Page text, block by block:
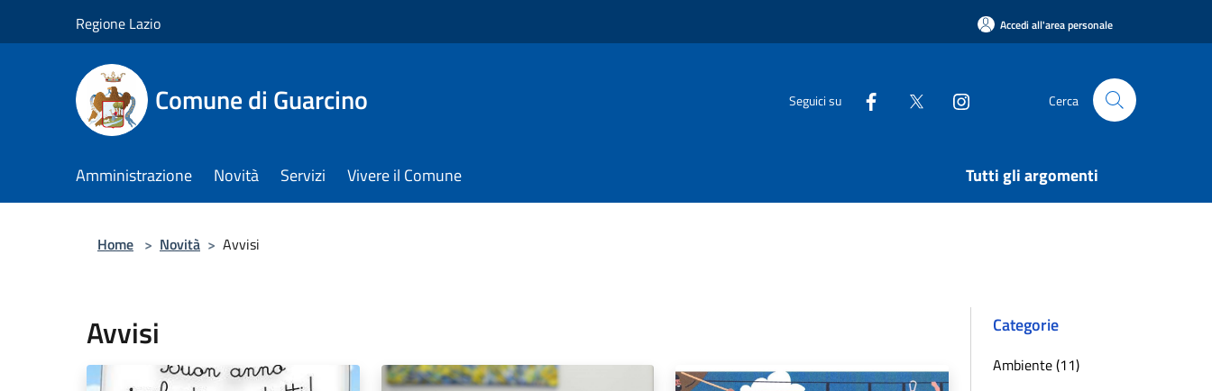
Regione Lazio Accedi all'area personale
Comune di Guarcino Seguici su Cerca
Amministrazione Novità Servizi Vivere il Comune Tutti gli argomenti
Home > Novità > Avvisi
Avvisi Categorie
Ambiente (11)